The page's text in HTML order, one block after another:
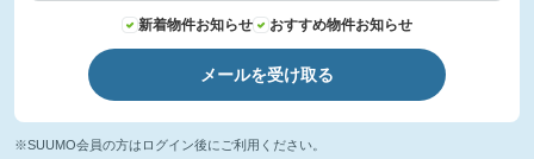
新着物件お知らせ おすすめ物件お知らせ
メールを受け取る
※SUUMO会員の方はログイン後にご利用ください。